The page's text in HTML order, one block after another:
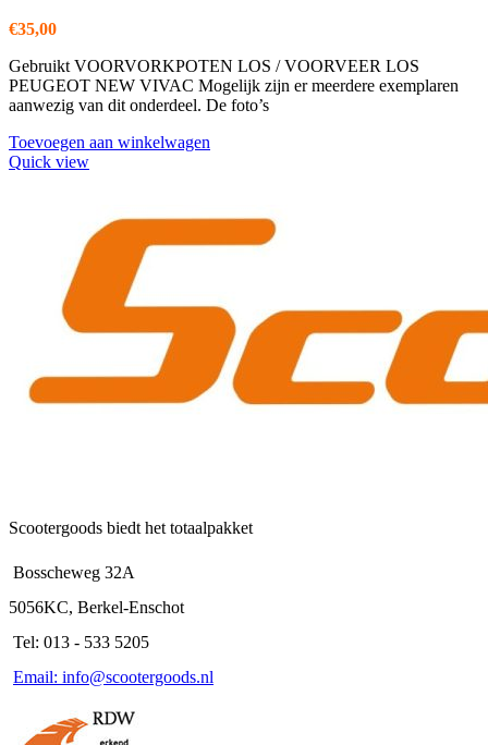
€35,00
Gebruikt VOORVORKPOTEN LOS / VOORVEER LOS
PEUGEOT NEW VIVAC Mogelijk zijn er meerdere exemplaren
aanwezig van dit onderdeel. De foto’s
Toevoegen aan winkelwagen
Quick view
Scootergoods biedt het totaalpakket
Bosscheweg 32A
5056KC, Berkel-Enschot
Tel: 013 - 533 5205
Email: info@scootergoods.nl